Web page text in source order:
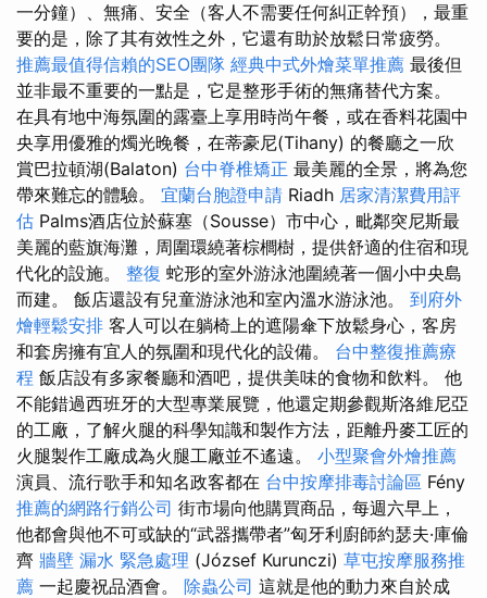
一分鐘）、無痛、安全（客人不需要任何糾正幹預），最重
要的是，除了其有效性之外，它還有助於放鬆日常疲勞。
推薦最值得信賴的SEO團隊 經典中式外燴菜單推薦 最後但
並非最不重要的一點是，它是整形手術的無痛替代方案。
在具有地中海氛圍的露臺上享用時尚午餐，或在香料花園中
央享用優雅的燭光晚餐，在蒂豪尼(Tihany) 的餐廳之一欣
賞巴拉頓湖(Balaton) 台中脊椎矯正 最美麗的全景，將為您
帶來難忘的體驗。 宜蘭台胞證申請 Riadh 居家清潔費用評
估 Palms酒店位於蘇塞（Sousse）市中心，毗鄰突尼斯最
美麗的藍旗海灘，周圍環繞著棕櫚樹，提供舒適的住宿和現
代化的設施。 整復 蛇形的室外游泳池圍繞著一個小中央島
而建。 飯店還設有兒童游泳池和室內溫水游泳池。 到府外
燴輕鬆安排 客人可以在躺椅上的遮陽傘下放鬆身心，客房
和套房擁有宜人的氛圍和現代化的設備。 台中整復推薦療
程 飯店設有多家餐廳和酒吧，提供美味的食物和飲料。 他
不能錯過西班牙的大型專業展覽，他還定期參觀斯洛維尼亞
的工廠，了解火腿的科學知識和製作方法，距離丹麥工匠的
火腿製作工廠成為火腿工廠並不遙遠。 小型聚會外燴推薦
演員、流行歌手和知名政客都在 台中按摩排毒討論區 Fény
推薦的網路行銷公司 街市場向他購買商品，每週六早上，
他都會與他不可或缺的“武器攜帶者”匈牙利廚師約瑟夫·庫倫
齊 牆壁 漏水 緊急處理 (József Kurunczi) 草屯按摩服務推
薦 一起慶祝品酒會。 除蟲公司 這就是他的動力來自於成